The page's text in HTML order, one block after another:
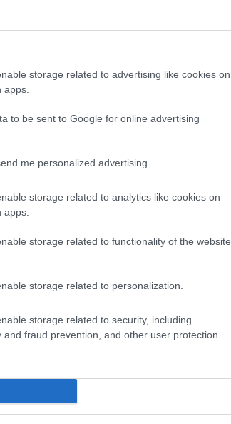
storage related to advertising like cookies on
to be sent to Google for online advertising
me personalized advertising.
storage related to analytics like cookies on
storage related to functionality of the website
storage related to personalization.
storage related to security, including
fraud prevention, and other user protection.